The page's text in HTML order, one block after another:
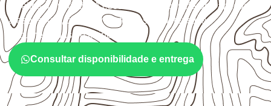
sujeitos à umidade. A escolha deve considerar a aplicação,
a espessura, o acabamento e as características
documentadas do painel.
Consultar disponibilidade e entrega